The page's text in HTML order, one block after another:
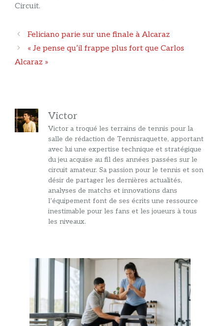
Circuit.
Navigation
des
articles
Feliciano parie sur une finale à Alcaraz
« Je pense qu’il frappe plus fort que Carlos
Alcaraz »
Victor
Victor a troqué les terrains de tennis pour la
salle de rédaction de Tennisraquette, apportant
avec lui une expertise technique et stratégique
du jeu acquise au fil des années passées sur le
circuit amateur. Sa passion pour le tennis et son
désir de partager les dernières actualités,
analyses de matchs et innovations dans
l’équipement font de ses écrits une ressource
inestimable pour les fans et les joueurs à tous
les niveaux.